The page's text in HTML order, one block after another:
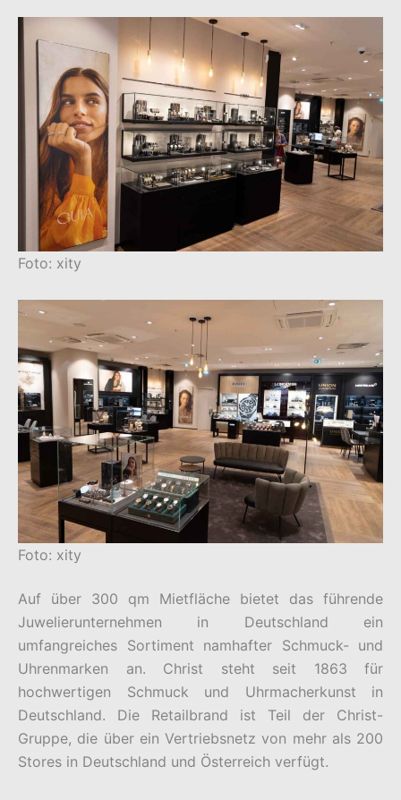
Foto: xity
Foto: xity
Auf über 300 qm Mietfläche bietet das führende
Juwelierunternehmen in Deutschland ein
umfangreiches Sortiment namhafter Schmuck- und
Uhrenmarken an. Christ steht seit 1863 für
hochwertigen Schmuck und Uhrmacherkunst in
Deutschland. Die Retailbrand ist Teil der Christ-
Gruppe, die über ein Vertriebsnetz von mehr als 200
Stores in Deutschland und Österreich verfügt.